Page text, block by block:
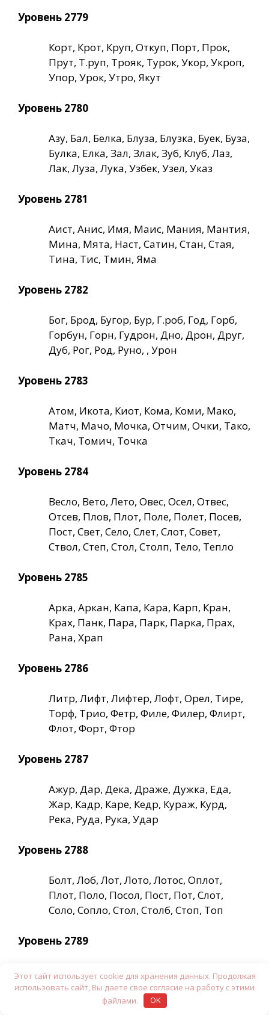
Уровень 2779
Корт, Крот, Круп, Откуп, Порт, Прок,
Прут, Т.руп, Трояк, Турок, Укор, Укроп,
Упор, Урок, Утро, Якут
Уровень 2780
Азу, Бал, Белка, Блуза, Блузка, Буек, Буза,
Булка, Елка, Зал, Злак, Зуб, Клуб, Лаз,
Лак, Луза, Лука, Узбек, Узел, Указ
Уровень 2781
Аист, Анис, Имя, Маис, Мания, Мантия,
Мина, Мята, Наст, Сатин, Стан, Стая,
Тина, Тис, Тмин, Яма
Уровень 2782
Бог, Брод, Бугор, Бур, Г.роб, Год, Горб,
Горбун, Горн, Гудрон, Дно, Дрон, Друг,
Дуб, Рог, Род, Руно, , Урон
Уровень 2783
Атом, Икота, Киот, Кома, Коми, Мако,
Матч, Мачо, Мочка, Отчим, Очки, Тако,
Ткач, Томич, Точка
Уровень 2784
Весло, Вето, Лето, Овес, Осел, Отвес,
Отсев, Плов, Плот, Поле, Полет, Посев,
Пост, Свет, Село, Слет, Слот, Совет,
Ствол, Степ, Стол, Столп, Тело, Тепло
Уровень 2785
Арка, Аркан, Капа, Кара, Карп, Кран,
Крах, Панк, Пара, Парк, Парка, Прах,
Рана, Храп
Уровень 2786
Литр, Лифт, Лифтер, Лофт, Орел, Тире,
Торф, Трио, Фетр, Филе, Филер, Флирт,
Флот, Форт, Фтор
Уровень 2787
Ажур, Дар, Дека, Драже, Дужка, Еда,
Жар, Кадр, Каре, Кедр, Кураж, Курд,
Река, Руда, Рука, Удар
Уровень 2788
Болт, Лоб, Лот, Лото, Лотос, Оплот,
Плот, Поло, Посол, Пост, Пот, Слот,
Соло, Сопло, Стол, Столб, Стоп, Топ
Уровень 2789
Акр, Ара, Арка, Замах, Казах, Кара,
Карма, Крах, Мак, Марка, Мрак, Размах,
Рама, Рамка, Хам, Хамка, Храм
Этот сайт использует cookie для хранения данных. Продолжая
использовать сайт, Вы даете свое согласие на работу с этими
файлами.
OK